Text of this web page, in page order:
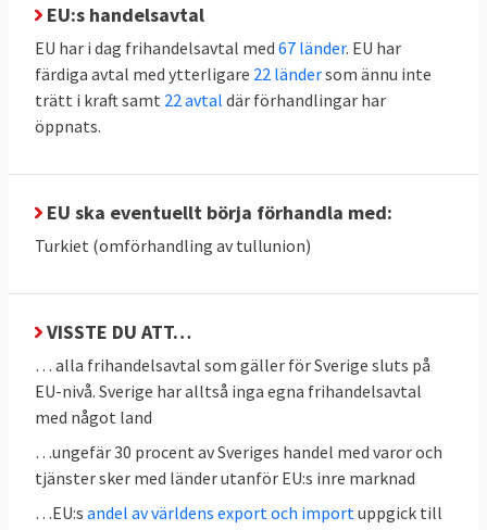
billigast och importera det som andra länder
gör bäst och billigast. Enligt teorin tjänar
alla på det i en värld utan handelshinder.
Sveriges handelsmyndighet
Andra fördelar är enligt myndigheten
billigare produktion genom
av ny teknik samt lägre priser, större utbud
och bättre kvalitet för konsumenter.
Samtidigt kan tullar vara en inkomstkälla
för staten och de kan skydda framväxande
man ännu inte har fullt utvecklade sådana.
höga utvecklingskostnader liksom den
EU:s handelsavtal
EU har i dag frihandelsavtal med 67 länder. EU har
färdiga avtal med ytterligare 22 ländersom ännu inte
trätt i kraft samt 22 avtal där förhandlingar har
öppnats.
EU ska eventuellt börja förhandla med:
Turkiet (omförhandling av tullunion)
VISSTE DU ATT…
… alla frihandelsavtal som gäller för Sverige sluts på
EU-nivå. Sverige har alltså inga egna frihandelsavtal
med något land
…ungefär 30 procent av Sveriges handel med varor och
tjänster sker med länder utanför EU:s inre marknad
…EU:s andel av världens export och import uppgick till